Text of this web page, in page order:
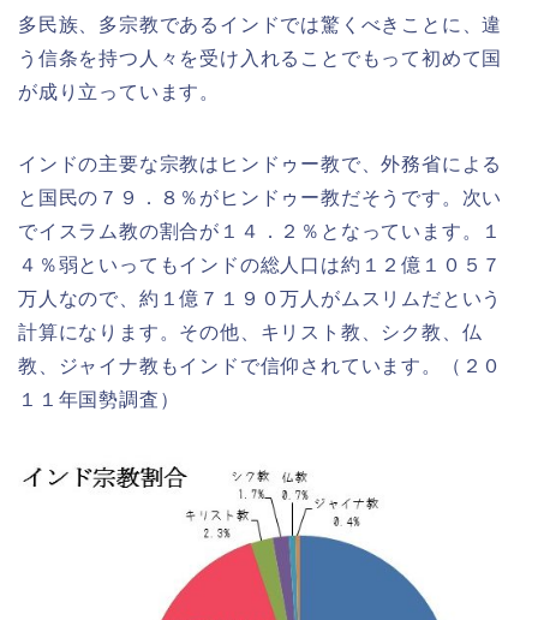
多民族、多宗教であるインドでは驚くべきことに、違
う信条を持つ人々を受け入れることでもって初めて国
が成り立っています。
インドの主要な宗教はヒンドゥー教で、外務省による
と国民の７９．８％がヒンドゥー教だそうです。次い
でイスラム教の割合が１４．２％となっています。１
４％弱といってもインドの総人口は約１２億１０５７
万人なので、約１億７１９０万人がムスリムだという
計算になります。その他、キリスト教、シク教、仏
教、ジャイナ教もインドで信仰されています。（２０
１１年国勢調査）